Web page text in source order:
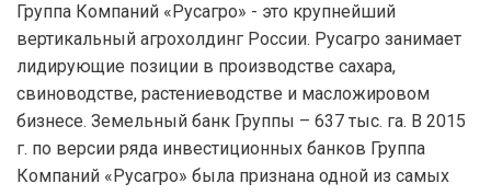
Группа Компаний «Русагро» - это крупнейший
вертикальный агрохолдинг России. Русагро занимает
лидирующие позиции в производстве сахара,
свиноводстве, растениеводстве и масложировом
бизнесе. Земельный банк Группы – 637 тыс. га. В 2015
г. по версии ряда инвестиционных банков Группа
Компаний «Русагро» была признана одной из самых